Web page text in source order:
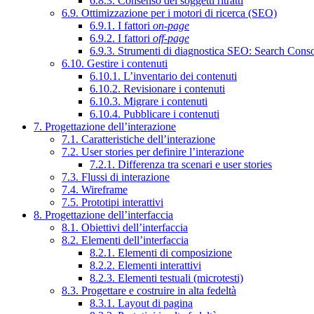
6.9. Ottimizzazione per i motori di ricerca (SEO)
6.9.1. I fattori on-page
6.9.2. I fattori off-page
6.9.3. Strumenti di diagnostica SEO: Search
6.10. Gestire i contenuti
6.10.1. L’inventario dei contenuti
6.10.2. Revisionare i contenuti
6.10.3. Migrare i contenuti
6.10.4. Pubblicare i contenuti
7. Progettazione dell’interazione
7.1. Caratteristiche dell’interazione
7.2. User stories per definire l’interazione
7.2.1. Differenza tra scenari e user stories
7.3. Flussi di interazione
7.4. Wireframe
7.5. Prototipi interattivi
8. Progettazione dell’interfaccia
8.1. Obiettivi dell’interfaccia
8.2. Elementi dell’interfaccia
8.2.1. Elementi di composizione
8.2.2. Elementi interattivi
8.2.3. Elementi testuali (microtesti)
8.3. Progettare e costruire in alta fedeltà
8.3.1. Layout di pagina